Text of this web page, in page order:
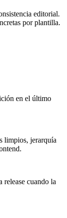
editorial.
por plantilla.
en el último
limpios, jerarquía
release cuando la